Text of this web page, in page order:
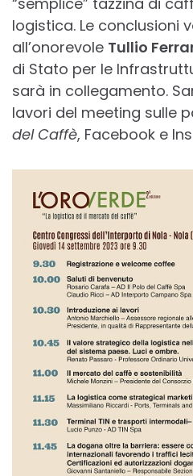
logistica. Le conclusioni
all’onorevole Tullio
di Stato per le
sarà in collegamento.
lavori del meeting sulle
del Caffè, Facebook e